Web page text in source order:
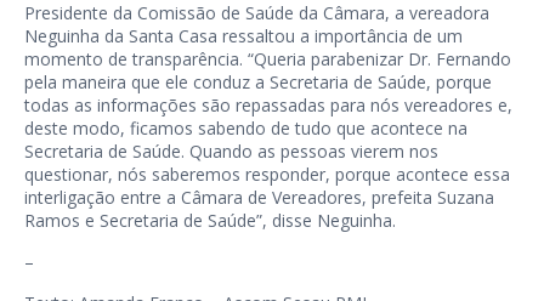
Presidente da Comissão de Saúde da Câmara, a vereadora
Neguinha da Santa Casa ressaltou a importância de um
momento de transparência. “Queria parabenizar Dr. Fernando
pela maneira que ele conduz a Secretaria de Saúde, porque
todas as informações são repassadas para nós vereadores e,
deste modo, ficamos sabendo de tudo que acontece na
Secretaria de Saúde. Quando as pessoas vierem nos
questionar, nós saberemos responder, porque acontece essa
interligação entre a Câmara de Vereadores, prefeita Suzana
Ramos e Secretaria de Saúde”, disse Neguinha.
–